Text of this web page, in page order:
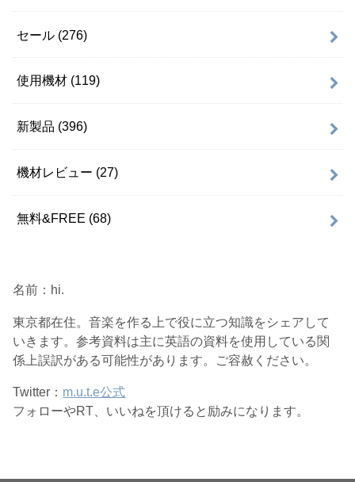
セール (276)
使用機材 (119)
新製品 (396)
機材レビュー (27)
無料&FREE (68)
名前：hi.
東京都在住。音楽を作る上で役に立つ知識をシェアして
いきます。参考資料は主に英語の資料を使用している関
係上誤訳がある可能性があります。ご容赦ください。
Twitter： m.u.t.e公式
フォローやRT、いいねを頂けると励みになります。